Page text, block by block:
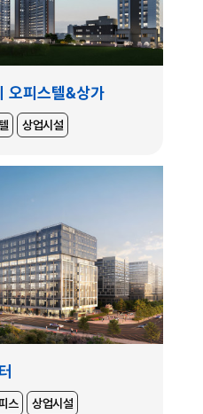
오피스텔&상가
상업시설
스 상업시설